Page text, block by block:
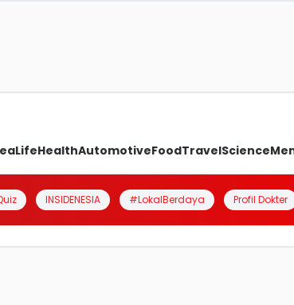
LifeHealthAutomotiveFoodTravelScience
INSIDENESIA #LokalBerdaya Profil Dokter